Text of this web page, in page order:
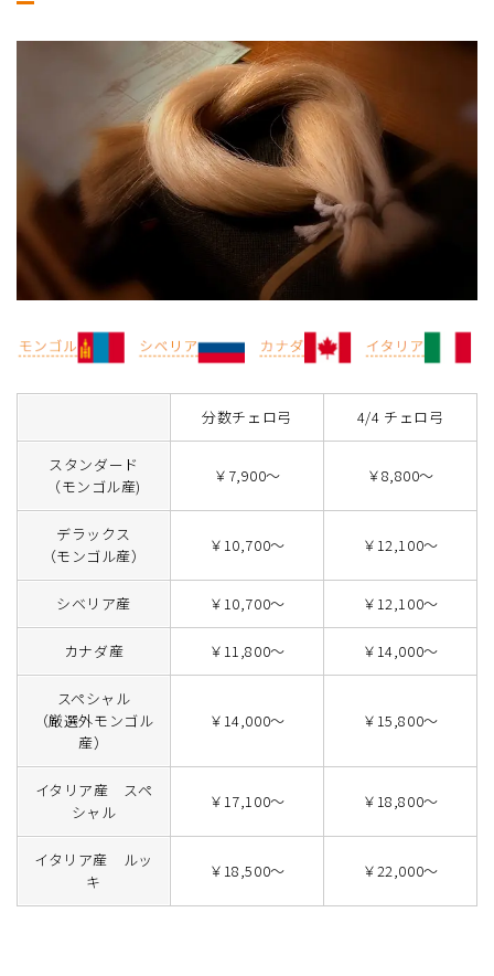
分数チェロ弓 4/4 チェロ弓
スタンダード
（モンゴル産)
￥7,900～ ￥8,800～
デラックス
（モンゴル産）
￥10,700～ ￥12,100～
シベリア産 ￥10,700～ ￥12,100～
カナダ産 ￥11,800～ ￥14,000～
スペシャル
（厳選外モンゴル
産）
￥14,000～ ￥15,800～
イタリア産 スペ
シャル
￥17,100～ ￥18,800～
イタリア産 ルッ
キ
￥18,500～ ￥22,000～